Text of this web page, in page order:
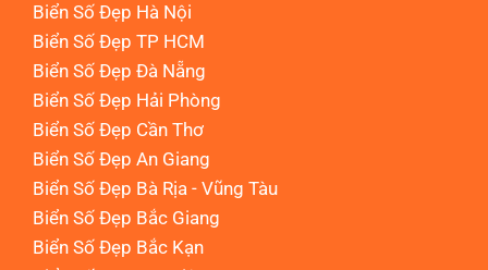
Biển Số Đẹp Hà Nội
Biển Số Đẹp TP HCM
Biển Số Đẹp Đà Nẵng
Biển Số Đẹp Hải Phòng
Biển Số Đẹp Cần Thơ
Biển Số Đẹp An Giang
Biển Số Đẹp Bà Rịa - Vũng Tàu
Biển Số Đẹp Bắc Giang
Biển Số Đẹp Bắc Kạn